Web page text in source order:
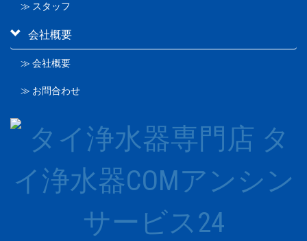
≫ スタッフ
会社概要
≫ 会社概要
≫ お問合わせ